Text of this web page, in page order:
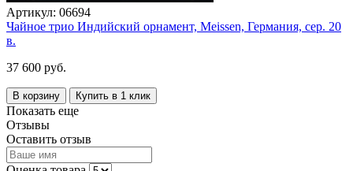
Артикул: 06694
Чайное трио Индийский орнамент, Meissen, Германия, сер. 20
в.
37 600 руб.
В корзину Купить в 1 клик
Показать еще
Отзывы
Оставить отзыв